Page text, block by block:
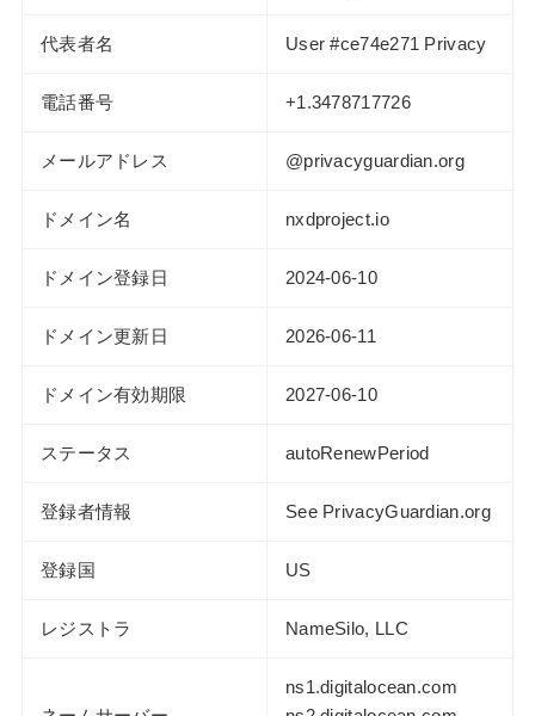
代表者名 User #ce74e271 Privacy
電話番号 +1.3478717726
メールアドレス @privacyguardian.org
ドメイン名 nxdproject.io
ドメイン登録日 2024-06-10
ドメイン更新日 2026-06-11
ドメイン有効期限 2027-06-10
ステータス autoRenewPeriod
登録者情報 See PrivacyGuardian.org
登録国 US
レジストラ NameSilo, LLC
ns1.digitalocean.com